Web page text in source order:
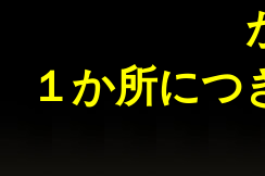
１か所につ